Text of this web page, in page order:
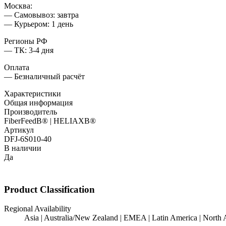
Москва:
— Самовывоз: завтра
— Курьером: 1 день
Регионы РФ
— ТК: 3-4 дня
Оплата
— Безналичный расчёт
Характеристики
Общая информация
Производитель
FiberFeedВ® | HELIAXВ®
Артикул
DFJ-6S010-40
В наличии
Да
Product Classification
Regional Availability
Asia | Australia/New Zealand | EMEA | Latin America | North